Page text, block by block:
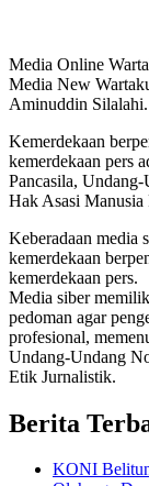
Media Online
Media New
Aminuddin
Kemerdekaan
kemerdekaan pers
Pancasila,
Hak Asasi Manusia
Keberadaan media
kemerdekaan
kemerdekaan pers.
Media siber
pedoman agar
profesional,
Undang-Undang
Etik Jurnalistik.
Berita
KONI